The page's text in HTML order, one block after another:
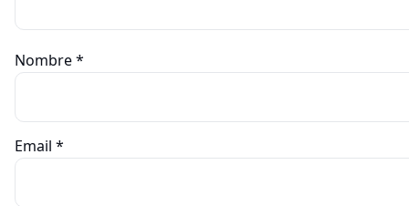
Nombre*
Email *